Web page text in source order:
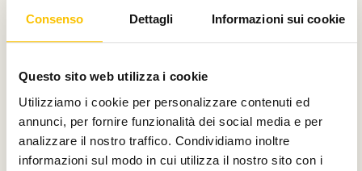
Consenso Dettagli Informazioni sui cookie
Questo sito web utilizza i cookie
Utilizziamo i cookie per personalizzare contenuti ed
annunci, per fornire funzionalità dei social media e per
analizzare il nostro traffico. Condividiamo inoltre
informazioni sul modo in cui utilizza il nostro sito con i
Con il contributo di
Charity partner